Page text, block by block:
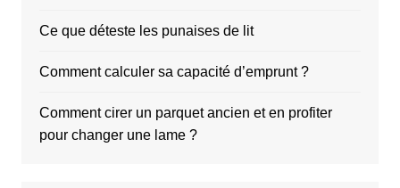
Ce que déteste les punaises de lit
Comment calculer sa capacité d’emprunt ?
Comment cirer un parquet ancien et en profiter
pour changer une lame ?